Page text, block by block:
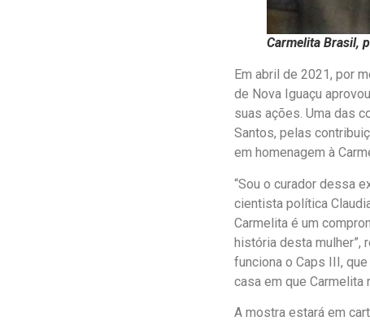
Carmelita Brasil,
Em abril de 2021, por
de Nova Iguaçu
suas ações. Uma das
Santos, pelas
em homenagem à
“Sou o curador dessa
cientista política
Carmelita é um
história desta mulher”,
funciona o Caps III,
casa em que Carmelita
A mostra estará em